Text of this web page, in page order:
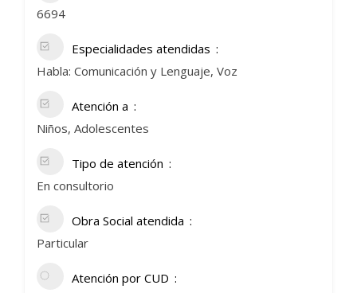
6694
Especialidades atendidas
Habla: Comunicación y Lenguaje, Voz
Atención a
Niños, Adolescentes
Tipo de atención
En consultorio
Obra Social atendida
Particular
Atención por CUD